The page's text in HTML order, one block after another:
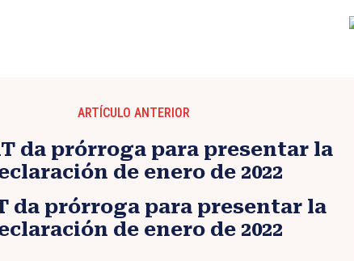
ARTÍCULO ANTERIOR
da prórroga para presentar la
de enero de 2022